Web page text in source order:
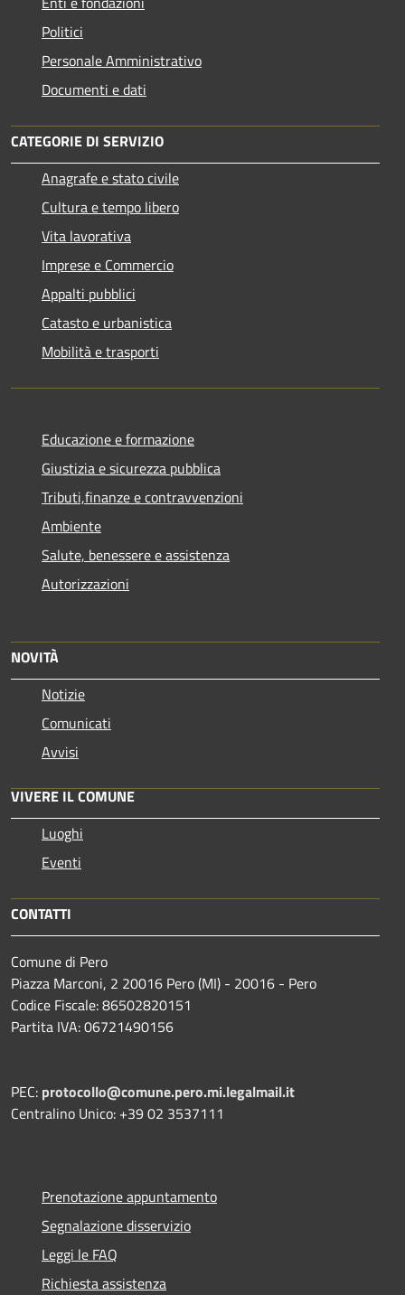
Politici
Personale Amministrativo
Documenti e dati
CATEGORIE DI SERVIZIO
Anagrafe e stato civile
Cultura e tempo libero
Vita lavorativa
Imprese e Commercio
Appalti pubblici
Catasto e urbanistica
Mobilità e trasporti
Educazione e formazione
Giustizia e sicurezza pubblica
Tributi,finanze e contravvenzioni
Ambiente
Salute, benessere e assistenza
Autorizzazioni
NOVITÀ
Notizie
Comunicati
Avvisi
VIVERE IL COMUNE
Luoghi
Eventi
CONTATTI
Comune di Pero
Piazza Marconi, 2 20016 Pero (MI) - 20016 - Pero
Codice Fiscale: 86502820151
Partita IVA: 06721490156
PEC: protocollo@comune.pero.mi.legalmail.it
Centralino Unico: +39 02 3537111
Prenotazione appuntamento
Segnalazione disservizio
Leggi le FAQ
Richiesta assistenza